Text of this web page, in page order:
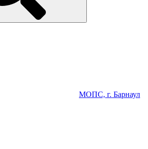
МОПС, г. Барнаул